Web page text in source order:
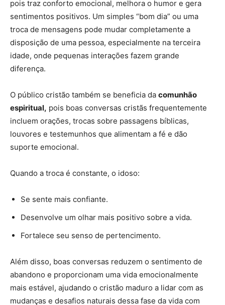
pois traz conforto emocional, melhora o humor e gera
sentimentos positivos. Um simples “bom dia” ou uma
troca de mensagens pode mudar completamente a
disposição de uma pessoa, especialmente na terceira
idade, onde pequenas interações fazem grande
diferença.
O público cristão também se beneficia da comunhão
espiritual, pois boas conversas cristãs frequentemente
incluem orações, trocas sobre passagens bíblicas,
louvores e testemunhos que alimentam a fé e dão
suporte emocional.
Quando a troca é constante, o idoso:
Se sente mais confiante.
Desenvolve um olhar mais positivo sobre a vida.
Fortalece seu senso de pertencimento.
Além disso, boas conversas reduzem o sentimento de
abandono e proporcionam uma vida emocionalmente
mais estável, ajudando o cristão maduro a lidar com as
mudanças e desafios naturais dessa fase da vida com